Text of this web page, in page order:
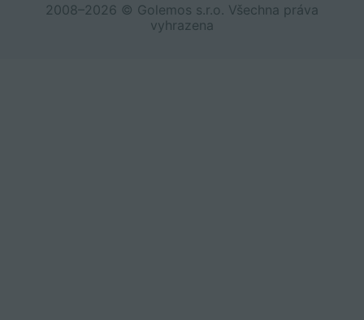
2008–2026 © Golemos s.r.o. Všechna práva
vyhrazena